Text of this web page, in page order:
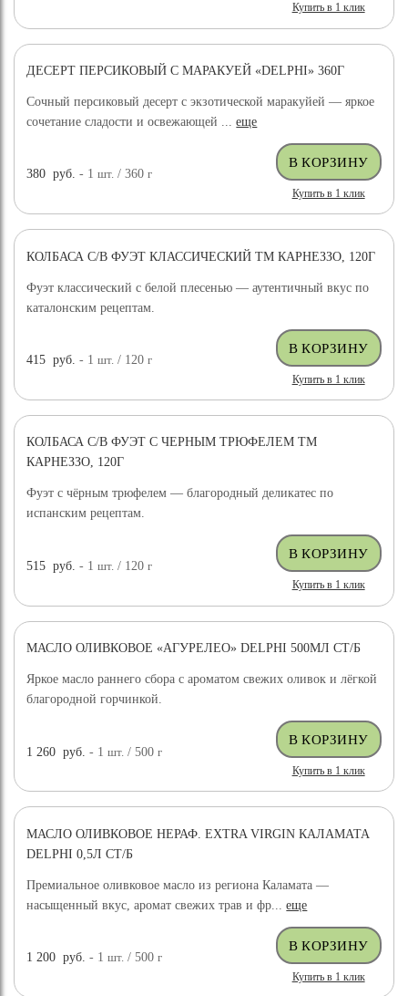
Купить в 1 клик
НОВИНКА
ДЕСЕРТ ПЕРСИКОВЫЙ С МАРАКУЕЙ «DELPHI» 360Г
Сочный персиковый десерт с экзотической маракуйей — яркое
сочетание сладости и освежающей ...еще
380 руб. - 1шт. / 360г
Купить в 1 клик
КОЛБАСА С/В ФУЭТ КЛАССИЧЕСКИЙ ТМ КАРНЕЗЗО, 120Г
Фуэт классический с белой плесенью — аутентичный вкус по
каталонским рецептам.
415 руб. - 1шт. / 120г
Купить в 1 клик
КОЛБАСА С/В ФУЭТ С ЧЕРНЫМ ТРЮФЕЛЕМ ТМ
КАРНЕЗЗО, 120Г
Фуэт с чёрным трюфелем — благородный деликатес по
испанским рецептам.
515 руб. - 1шт. / 120г
Купить в 1 клик
МАСЛО ОЛИВКОВОЕ «АГУРЕЛЕО» DELPHI 500МЛ СТ/Б
Яркое масло раннего сбора с ароматом свежих оливок и лёгкой
благородной горчинкой.
1 260 руб. - 1шт. / 500г
Купить в 1 клик
МАСЛО ОЛИВКОВОЕ НЕРАФ. EXTRA VIRGIN КАЛАМАТА
DELPHI 0,5Л СТ/Б
Премиальное оливковое масло из региона Каламата —
насыщенный вкус, аромат свежих трав и фр...еще
1 200 руб. - 1шт. / 500г
Купить в 1 клик